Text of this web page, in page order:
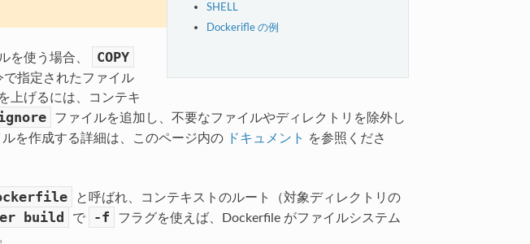
SHELL
Dockerifle の例
を使う場合、 COPY
で指定されたファイル
上げるには、コンテキ
ファイルを追加し、不要なファイルやディレクトリを除外し
ルを作成する詳細は、このページ内の ドキュメント
を参照くださ
と呼ばれ、コンテキストのルート（対象ディレクトリの
build で -f
フラグを使えば、Dockerfile がファイルシステム